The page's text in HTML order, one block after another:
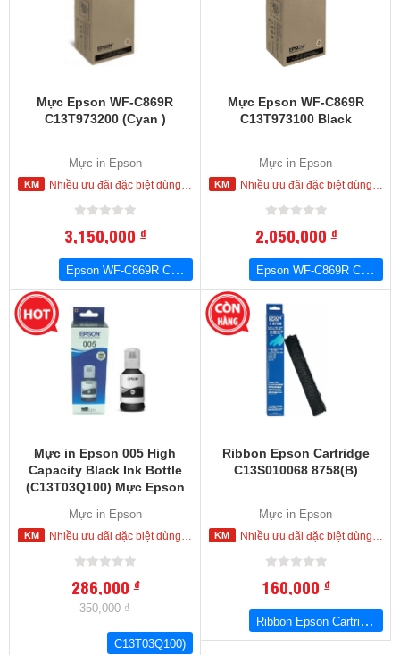
Mực Epson WF-C869R
C13T973200 (Cyan )
Mực in Epson
Nhiều ưu đãi đặc biệt dùng cho khách hàng đặt mua ngay trong hôm nay
3,150,000đ
Epson WF-C869R C13T973200 (Cyan )
Mực Epson WF-C869R
C13T973100 Black
Mực in Epson
Nhiều ưu đãi đặc biệt dùng cho khách hàng đặt mua ngay trong hôm nay
2,050,000đ
Epson WF-C869R C13T973100 Black
Mực in Epson 005 High
Capacity Black Ink Bottle
(C13T03Q100) Mực Epson
L1455, M3170
Mực in Epson
Nhiều ưu đãi đặc biệt dùng cho khách hàng đặt mua ngay trong hôm nay
286,000đ
350,000 ₫
C13T03Q100)
Ribbon Epson Cartridge
C13S010068 8758(B)
Mực in Epson
Nhiều ưu đãi đặc biệt dùng cho khách hàng đặt mua ngay trong hôm nay
160,000đ
Ribbon Epson Cartridge C13S010068 8758(B)